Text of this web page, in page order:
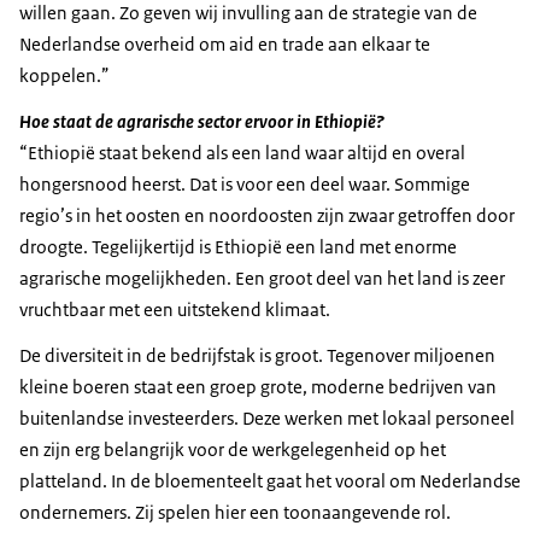
willen gaan. Zo geven wij invulling aan de strategie van de
Nederlandse overheid om aid en trade aan elkaar te
koppelen.”
Hoe staat de agrarische sector ervoor in Ethiopië?
“Ethiopië staat bekend als een land waar altijd en overal
hongersnood heerst. Dat is voor een deel waar. Sommige
regio’s in het oosten en noordoosten zijn zwaar getroffen door
droogte. Tegelijkertijd is Ethiopië een land met enorme
agrarische mogelijkheden. Een groot deel van het land is zeer
vruchtbaar met een uitstekend klimaat.
De diversiteit in de bedrijfstak is groot. Tegenover miljoenen
kleine boeren staat een groep grote, moderne bedrijven van
buitenlandse investeerders. Deze werken met lokaal personeel
en zijn erg belangrijk voor de werkgelegenheid op het
platteland. In de bloementeelt gaat het vooral om Nederlandse
ondernemers. Zij spelen hier een toonaangevende rol.